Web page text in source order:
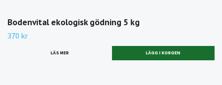
Bodenvital ekologisk gödning 5 kg
370 kr
LÄS MER